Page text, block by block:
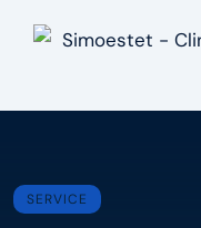
SERVICE